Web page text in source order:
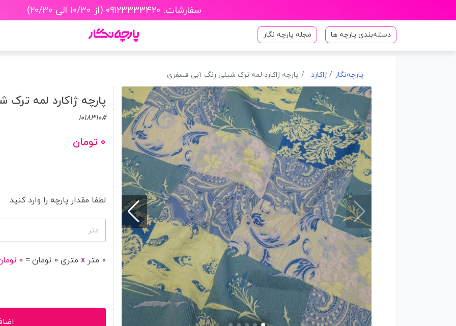
سفارشات: ۰۹۱۲۳۳۳۳۴۲۰ (از ۱۰/۳۰ الی ۲۰/۳۰)
دسته‌بندی پارچه ها مجله پارچه نگار
پارچه‌نگار ژاکارد پارچه ژاکارد لمه ترک شیلی رنگ آبی فسفری
پارچه ژاکارد لمه
1018310#
۰ تومان
لطفا مقدار پارچه را وارد کنید
متر
0 متر x متری 0 تومان =
0